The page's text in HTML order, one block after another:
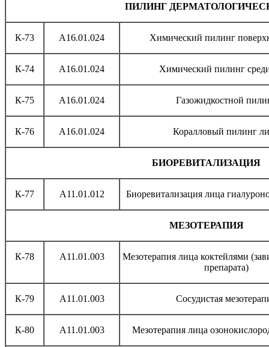
ПИЛИНГ
К-73 A16.01.024 Химический пилинг
К-74 A16.01.024 Химический пилинг
К-75 A16.01.024 Газожидкостной
К-76 A16.01.024 Коралловый пилинг
БИОРЕВИТАЛИЗАЦИЯ
К-77 A11.01.012 Биоревитализация лица
МЕЗОТЕРАПИЯ
К-78 A11.01.003
Мезотерапия лица коктейлями
препарата)
К-79 A11.01.003 Сосудистая
К-80 A11.01.003 Мезотерапия лица